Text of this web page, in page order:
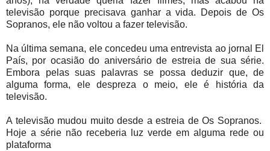
televisão porque precisava ganhar a vida. Depois de Os
Sopranos, ele não voltou a fazer televisão.
Na última semana, ele concedeu uma entrevista ao jornal El
País, por ocasião do aniversário de estreia de sua série.
Embora pelas suas palavras se possa deduzir que, de
alguma forma, ele despreza o meio, ele é história da
televisão.
A televisão mudou muito desde a estreia de Os Sopranos.
Hoje a série não receberia luz verde em alguma rede ou
plataforma